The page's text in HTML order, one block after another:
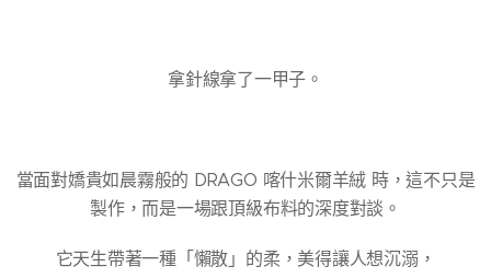
拿針線拿了一甲子。
當面對嬌貴如晨霧般的 DRAGO 喀什米爾羊絨 時，這不只是
製作，而是一場跟頂級布料的深度對談。
它天生帶著一種「懶散」的柔，美得讓人想沉溺，